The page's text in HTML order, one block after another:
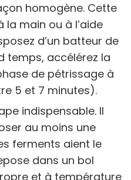
homogène. Cette
la main ou à l’aide
d’un batteur de
temps, accélérez la
de pétrissage à
5 et 7 minutes).
indispensable. Il
au moins une
ferments aient le
dans un bol
et à température